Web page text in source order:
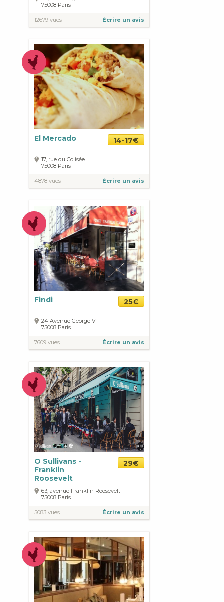
75008 Paris
12679 vues Écrire un avis
El Mercado 14-17€
17, rue du Colisée
75008 Paris
4878 vues Écrire un avis
Findi 25€
24 Avenue George V
75008 Paris
7609 vues Écrire un avis
O Sullivans -
Franklin
Roosevelt
29€
63, avenue Franklin Roosevelt
75008 Paris
5083 vues Écrire un avis